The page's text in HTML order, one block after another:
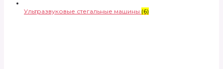
Ультразвуковые стегальные машины (6)